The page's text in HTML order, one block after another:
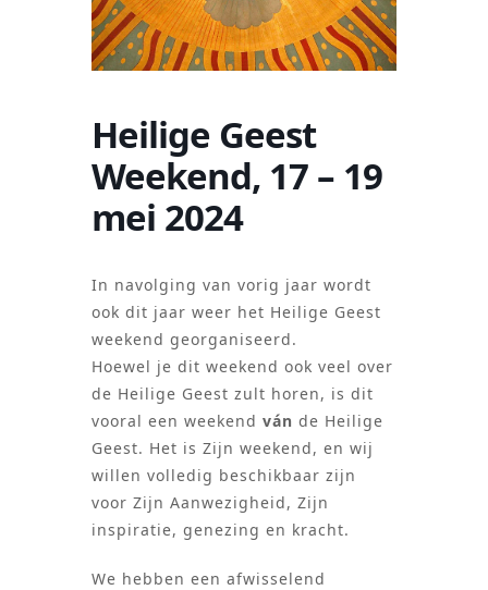
Heilige Geest
Weekend, 17 – 19
mei 2024
In navolging van vorig jaar wordt
ook dit jaar weer het Heilige Geest
weekend georganiseerd.
Hoewel je dit weekend ook veel over
de Heilige Geest zult horen, is dit
vooral een weekend ván de Heilige
Geest. Het is Zijn weekend, en wij
willen volledig beschikbaar zijn
voor Zijn Aanwezigheid, Zijn
inspiratie, genezing en kracht.
We hebben een afwisselend